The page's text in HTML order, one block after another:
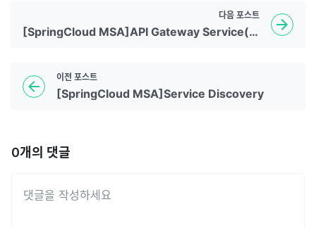
이전 포스트
[SpringCloud MSA]Service Discovery
다음 포스트
[SpringCloud MSA]API Gateway Service(Spring Cloud Gateway)
0개의 댓글